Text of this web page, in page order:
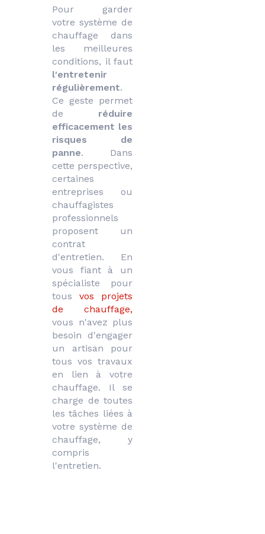
Pour garder
votre système de
chauffage dans
les meilleures
l'entretenir
régulièrement.
Ce geste permet
de réduire
efficacement les
risques de
panne. Dans
cette perspective,
certaines
entreprises ou
chauffagistes
professionnels
proposent un
contrat
d'entretien. En
vous fiant à un
spécialiste pour
tous vos projets
vous n'avez plus
besoin d'engager
un artisan pour
tous vos travaux
en lien à votre
chauffage. Il se
charge de toutes
les tâches liées à
votre système de
chauffage, y
compris
l'entretien.